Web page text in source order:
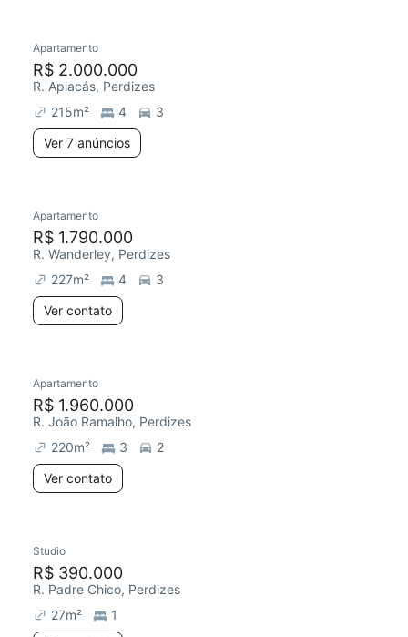
Redecorar
Apartamento
R$ 2.000.000
R. Apiacás, Perdizes
215m² 4
3
Ver 7 anúncios
Redecorar
Apartamento
R$ 1.790.000
R. Wanderley, Perdizes
227m² 4
3
Ver contato
Redecorar
Apartamento
R$ 1.960.000
R. João Ramalho, Perdizes
220m² 3
2
Ver contato
Studio
R$ 390.000
R. Padre Chico, Perdizes
27m²
1